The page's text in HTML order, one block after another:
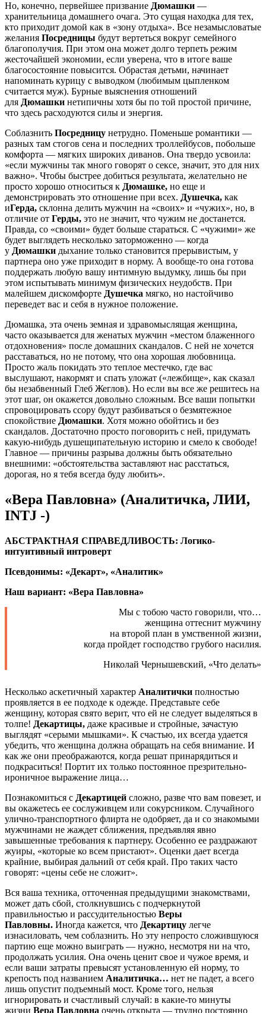
Но, конечно, первейшее призвание Дюмашки —
хранительница домашнего очага. Это сущая находка для тех,
кто приходит домой как в «зону отдыха». Все незамысловатые
желания Посредницы будут вертеться вокруг семейного
благополучия. При этом она может долго терпеть режим
жесточайшей экономии, если уверена, что в итоге ваше
благосостояние повысится. Обрастая детьми, начинает
напоминать курицу с выводком (любимым цыпленком
считается муж). Бурные выяснения отношений
для Дюмашки нетипичны хотя бы по той простой причине,
что здесь расходуются силы и энергия.
Соблазнить Посредницу нетрудно. Поменьше романтики —
разных там стогов сена и последних троллейбусов, побольше
комфорта — мягких широких диванов. Она твердо усвоила:
«если мужчины так много говорят о сексе, значит, это для них
важно». Чтобы быстрее добиться результата, желательно не
просто хорошо относиться к Дюмашке, но еще и
демонстрировать это отношение при всех. Душечка, как
иГерда, склонна делить мужчин на «своих» и «чужих», но, в
отличие от Герды, это не значит, что чужим не достанется.
Правда, со «своими» будет больше стараться. С «чужими» же
будет выглядеть несколько заторможенно — когда
у Дюмашки дыхание только становится прерывистым, у
партнера оно уже приходит в норму. А вообще-то она готова
поддержать любую вашу интимную выдумку, лишь бы при
этом испытывать минимум физических неудобств. При
малейшем дискомфорте Душечка мягко, но настойчиво
переведет вас и себя в нужное положение.
Дюмашка, эта очень земная и здравомыслящая женщина,
часто оказывается для женатых мужчин «местом блаженного
отдохновения» после домашних скандалов. С ней не хочется
расставаться, но не потому, что она хорошая любовница.
Просто жаль покидать это теплое местечко, где вас
выслушают, накормят и спать уложат («лежбище», как сказал
бы незабвенный Глеб Жеглов). Но если вы все же решитесь на
этот шаг, он окажется довольно сложным. Все ваши попытки
спровоцировать ссору будут разбиваться о безмятежное
спокойствие Дюмашки. Хотя можно обойтись и без
скандалов. Достаточно просто поговорить с ней, придумать
какую-нибудь душещипательную историю и смело к свободе!
Главное — причины разрыва должны быть обязательно
внешними: «обстоятельства заставляют нас расстаться,
дорогая, но я тебя всегда буду любить».
«Вера Павловна» (Аналитичка, ЛИИ,
INTJ -)
АБСТРАКТНАЯ СПРАВЕДЛИВОСТЬ: Логико-
интуитивный интроверт
Псевдонимы: «Декарт», «Аналитик»
Наш вариант: «Вера Павловна»
Мы с тобою часто говорили, что…
женщина оттеснит мужчину
на второй план в умственной жизни,
когда пройдет господство грубого насилия.
Николай Чернышевский, «Что делать»
Несколько аскетичный характер Аналитички полностью
проявляется в ее подходе к одежде. Представьте себе
женщину, которая свято верит, что ей не следует выделяться в
толпе! Декартицы, даже красивые и стройные, зачастую
выглядят «серыми мышками». К счастью, их всегда удается
убедить, что женщина должна обращать на себя внимание. И
как же они преображаются, когда решат принарядиться и
подкраситься! Портит их только постоянное презрительно-
ироничное выражение лица…
Познакомиться с Декартицей сложно, разве что вам повезет, и
вы окажетесь ее сослуживцем или сокурсником. Случайного
улично-транспортного флирта не одобряет, да и со знакомыми
мужчинами не жаждет сближения, предъявляя явно
завышенные требования к партнеру. Особенно ее раздражают
жуиры, «которые ко всем пристают». Оценки дает всегда
крайние, выбирая дальний от себя край. Про таких часто
говорят: «цены себе не сложит».
Вся ваша техника, отточенная предыдущими знакомствами,
может дать сбой, столкнувшись с подчеркнутой
правильностью и рассудительностью Веры
Павловны. Иногда кажется, что Декартицу легче
изнасиловать, чем соблазнить. Но эту непросто сложившуюся
партию еще можно выиграть — нужно, несмотря ни на что,
продолжать усилия. Она очень ценит свое и чужое время, и
если ваши затраты превысят установленную ей норму, то
крепость под названием Аналитичка… нет не падет, а всего
лишь опустит подъемный мост. Кроме того, нельзя
игнорировать и счастливый случай: в какие-то минуты
жизни Вера Павловна очень открыта — трудно постоянно